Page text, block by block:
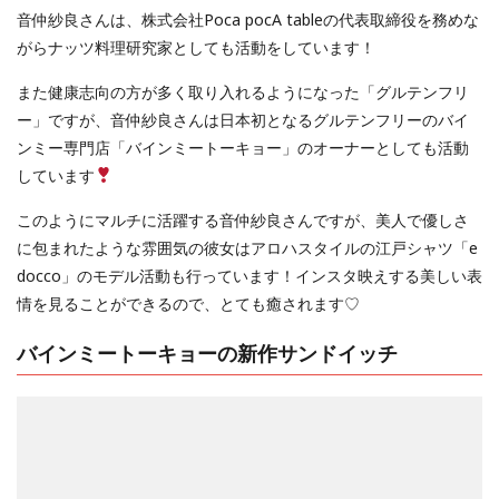
音仲紗良さんは、株式会社Poca pocA tableの代表取締役を務めな
がらナッツ料理研究家としても活動をしています！
また健康志向の方が多く取り入れるようになった「グルテンフリ
ー」ですが、音仲紗良さんは日本初となるグルテンフリーのバイ
ンミー専門店「バインミートーキョー」のオーナーとしても活動
しています
このようにマルチに活躍する音仲紗良さんですが、美人で優しさ
に包まれたような雰囲気の彼女はアロハスタイルの江戸シャツ「e
docco」のモデル活動も行っています！インスタ映えする美しい表
情を見ることができるので、とても癒されます♡
バインミートーキョーの新作サンドイッチ